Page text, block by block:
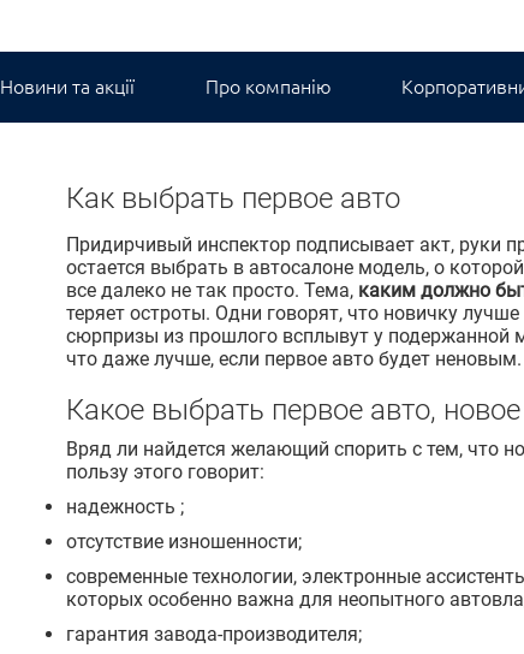
Новини та акції Про компанію
Как выбрать первое авто
Придирчивый инспектор подписывает акт, руки
остается выбрать в автосалоне модель, о
все далеко не так просто. Тема, каким должно
теряет остроты. Одни говорят, что новичку
сюрпризы из прошлого всплывут у подержанной
что даже лучше, если первое авто будет неновым.
Какое выбрать первое авто,
Вряд ли найдется желающий спорить с тем, что
пользу этого говорит:
надежность ;
отсутствие изношенности;
современные технологии, электронные
которых особенно важна для неопытного
гарантия завода-производителя;